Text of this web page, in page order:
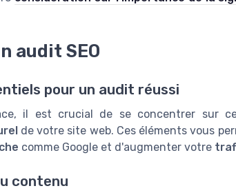
audit SEO
pour un audit réussi
il est crucial de se concentrer sur
de votre site web. Ces éléments vous
comme Google et d'augmenter votre
contenu